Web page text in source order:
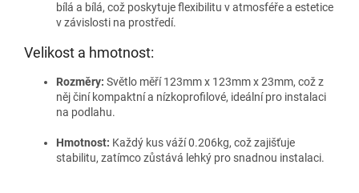
bílá a bílá, což poskytuje flexibilitu v atmosféře a estetice
v závislosti na prostředí.
Velikost a hmotnost:
Rozměry: Světlo měří 123mm x 123mm x 23mm, což z
něj činí kompaktní a nízkoprofilové, ideální pro instalaci
na podlahu.
Hmotnost: Každý kus váží 0.206kg, což zajišťuje
stabilitu, zatímco zůstává lehký pro snadnou instalaci.